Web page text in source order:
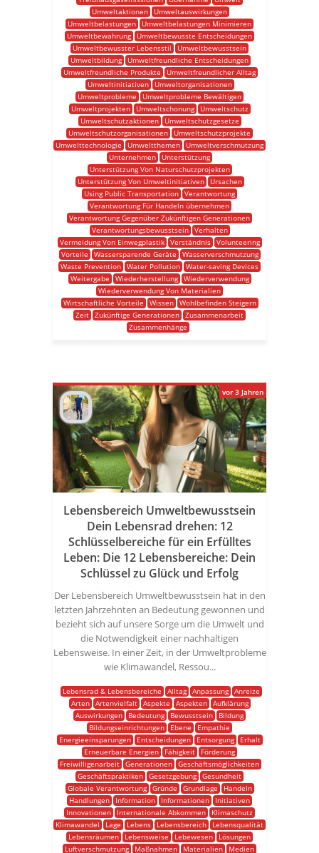
Umweltaktionen
Umweltauswirkungen
Umweltbelastungen
Umweltbelastungen Minimieren
Umweltbewahrung
Umweltbewusste Entscheidungen
Umweltbewusster Lebensstil
Umweltbewusstsein
Umweltbildung
Umweltfreundliche Entscheidungen
Umweltfreundliche Produkte
Umweltfreundlicher Alltag
Umweltinitiativen
Umweltorganisationen
Umweltprobleme
Umweltprobleme Bewältigen
Umweltprojekten
Umweltschonung
Umweltschutz
Umweltschutzaktionen
Umweltschutzgesetze
Umweltschutzorganisationen
Umweltschutzprojekte
Umwelttechnologie
Umweltthemen
Umweltverschmutzung
Unternehmen
Unterstützung
Unterstützung Von Naturschutzprojekten
Unterstützung Von Umweltinitiativen
Ursachen
Using Public Transportation Verantwortung
Verantwortung Für Handeln übernehmen
Verantwortung Gegenüber Zukünftigen Generationen
Verantwortungsbewusstsein
Verhalten
Vermeidung Von Einwegplastik
Verständnis
Volunteering
Vorteile
Wassersparende Geräte
Wasserverschmutzung
Waste Prevention Water Pollution Water-saving Devices
Weitergabe
Wiederherstellung
Wiederverwendung
Wiederverwendung Von Materialien
Wirtschaftliche Vorteile
Wissen
Wohlbefinden Steigern
Zeit Zukünftige Generationen Zusammenarbeit
Zusammenhänge
Lebensbereich Umweltbewusstsein
Dein Lebensrad drehen: 12
Schlüsselbereiche für ein Erfülltes
Leben: Die 12 Lebensbereiche: Dein
Schlüssel zu Glück und Erfolg
Der Lebensbereich Umweltbewusstsein hat in den
letzten Jahrzehnten an Bedeutung gewonnen und
bezieht sich auf unsere Sorge um die Umwelt und
die Notwendigkeit einer nachhaltigen
Lebensweise. In einer Zeit, in der Umweltprobleme
wie Klimawandel, Ressou...
Lebensrad & Lebensbereiche Alltag Anpassung Anreize
Arten
Artenvielfalt Aspekte Aspekten
Aufklärung
Auswirkungen
Bedeutung Bewusstsein
Bildung
Bildungseinrichtungen
Ebene
Empathie
Energieeinsparungen
Entscheidungen Entsorgung
Erhalt
Erneuerbare Energien
Fähigkeit
Förderung
Freiwilligenarbeit Generationen Geschäftsmöglichkeiten
Geschäftspraktiken Gesetzgebung Gesundheit
Globale Verantwortung
Gründe Grundlage
Handeln
Handlungen
Information Informationen
Initiativen
Innovationen
Internationale Abkommen
Klimaschutz
Klimawandel
Lage Lebens Lebensbereich
Lebensqualität
Lebensräumen
Lebensweise Lebewesen
Lösungen
Luftverschmutzung
Maßnahmen Materialien Medien
vor 3 Jahren